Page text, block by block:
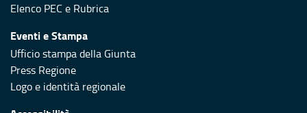
Elenco PEC e Rubrica
Eventi e Stampa
Ufficio stampa della Giunta
Press Regione
Logo e identità regionale